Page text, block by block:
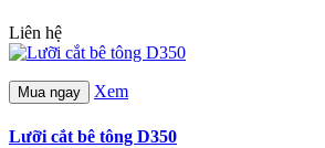
Liên hệ
Mua ngay Xem
Lưỡi cắt bê tông D350